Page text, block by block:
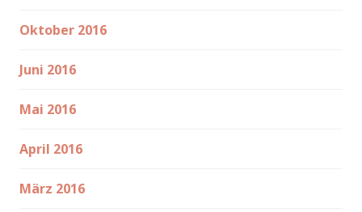
Oktober 2016
Juni 2016
Mai 2016
April 2016
März 2016